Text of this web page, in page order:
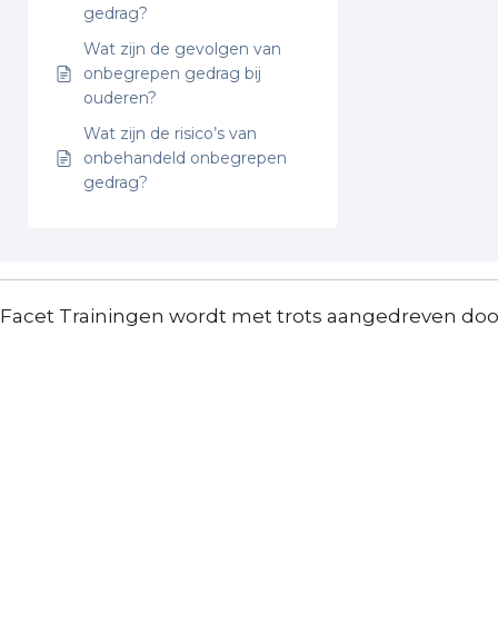
gedrag?
Wat zijn de gevolgen van
onbegrepen gedrag bij
ouderen?
Wat zijn de risico’s van
onbehandeld onbegrepen
gedrag?
Facet Trainingen wordt met trots aangedreven